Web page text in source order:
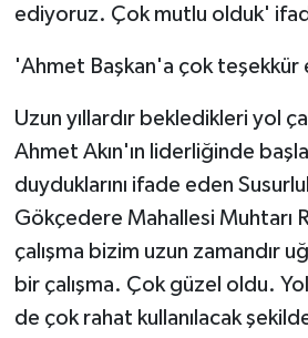
ediyoruz. Çok mutlu olduk'
'Ahmet Başkan'a çok teşekkür
Uzun yıllardır bekledikleri yol
Ahmet Akın'ın liderliğinde
duyduklarını ifade eden
Gökçedere Mahallesi Muhtarı
çalışma bizim uzun zamandır
bir çalışma. Çok güzel oldu.
de çok rahat kullanılacak